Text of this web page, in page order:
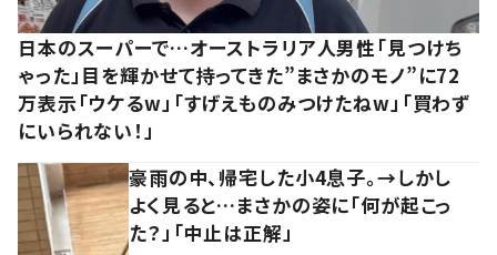
日本のスーパーで…オーストラリア人男性「見つけち
ゃった」目を輝かせて持ってきた”まさかのモノ”に72
万表示「ウケるw」「すげえものみつけたねw」「買わず
にいられない！」
豪雨の中、帰宅した小4息子。→しかし
よく見ると…まさかの姿に「何が起こっ
た？」「中止は正解」